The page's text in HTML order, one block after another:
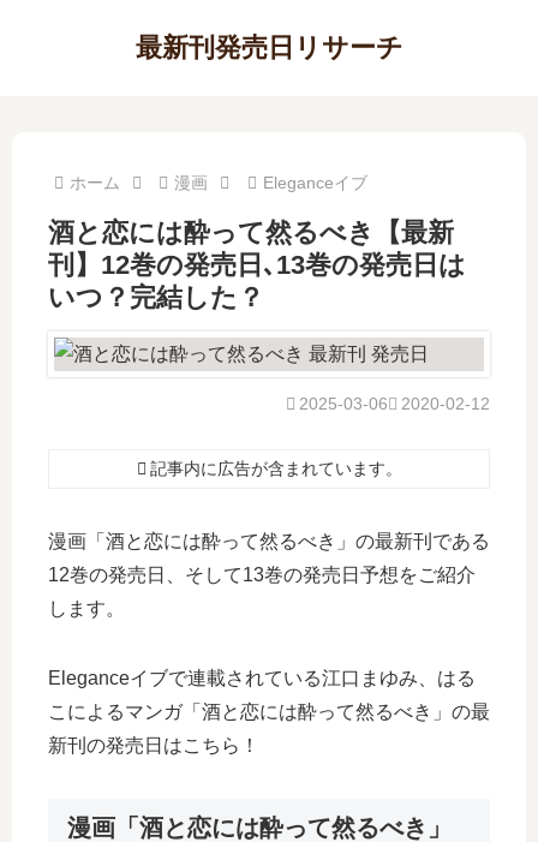
最新刊発売日リサーチ
ホーム 漫画 Eleganceイブ
酒と恋には酔って然るべき【最新
刊】12巻の発売日､13巻の発売日は
いつ？完結した？
2020-02-12
2025-03-06
記事内に広告が含まれています。
漫画「酒と恋には酔って然るべき」の最新刊である
12巻の発売日、そして13巻の発売日予想をご紹介
します。
Eleganceイブで連載されている江口まゆみ、はる
こによるマンガ「酒と恋には酔って然るべき」の最
新刊の発売日はこちら！
漫画「酒と恋には酔って然るべき」